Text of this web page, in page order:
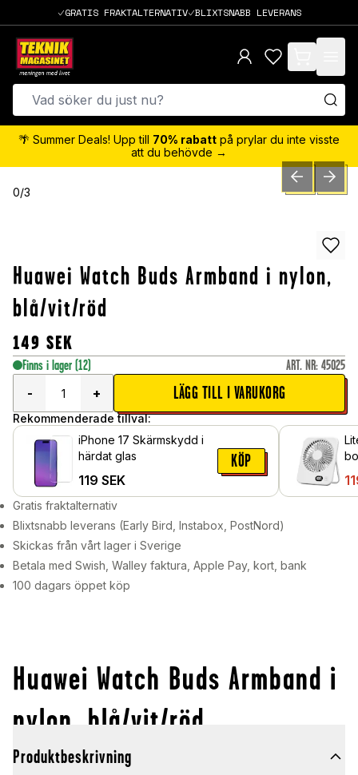
GRATIS FRAKTALTERNATIV BLIXTSNABB LEVERANS
items in cart,
🌴 Summer Deals! Upp till 70% rabatt på prylar du inte visste
att du behövde →
0/3 PREVIOUSNEXT
Huawei Watch Buds Armband i nylon,
blå/vit/röd
149 SEK
Finns i lager (12) ART. NR: 45025
-
+ LÄGG TILL I VARUKORG
Rekommenderade tillval:
iPhone 17 Skärmskydd i
härdat glas
119 SEK
KÖP
Gratis fraktalternativ
Blixtsnabb leverans (Early Bird, Instabox, PostNord)
Skickas från vårt lager i Sverige
Betala med Swish, Walley faktura, Apple Pay, kort, bank
100 dagars öppet köp
Huawei Watch Buds Armband i
nylon, blå/vit/röd
Produktbeskrivning